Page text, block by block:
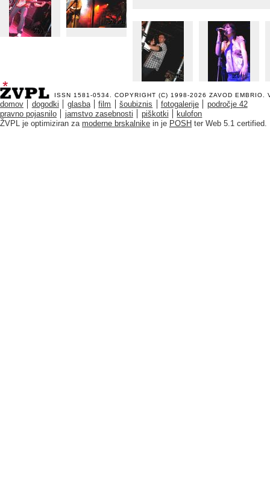
ISSN 1581-0534. COPYRIGHT (C) 1998-2026 ZAVOD EMBRIO .
domov dogodki glasba film šoubiznis fotogalerije
področje 42
pravno pojasnilo
jamstvo zasebnosti piškotki
kulofon
ŽVPL je optimiziran za moderne brskalnike in je POSH ter Web 5.1 certified.